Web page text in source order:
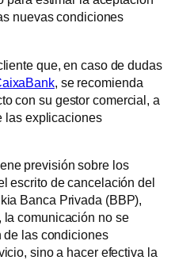
nuevas condiciones
que, en caso de dudas
, se recomienda
con su gestor comercial, a
las explicaciones
previsión sobre los
escrito de cancelación del
Banca Privada (BBP),
la comunicación no se
de las condiciones
sino a hacer efectiva la